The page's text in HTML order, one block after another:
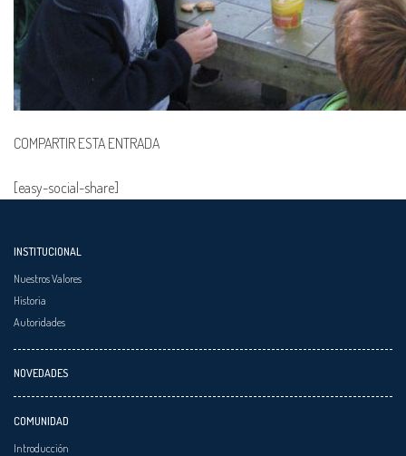
COMPARTIR ESTA ENTRADA
[easy-social-share]
INSTITUCIONAL
Nuestros Valores
Historia
Autoridades
NOVEDADES
COMUNIDAD
Introducción